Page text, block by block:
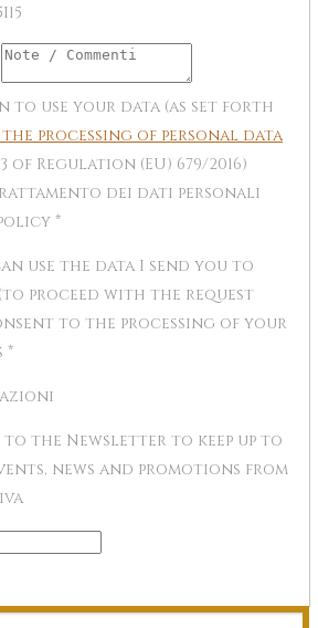
to use your data (as set forth
processing of personal data
Regulation (EU) 679/2016)
dei dati personali
*
use the data I send you to
proceed with the request
to the processing of your
*
to the Newsletter to keep up to
news and promotions from